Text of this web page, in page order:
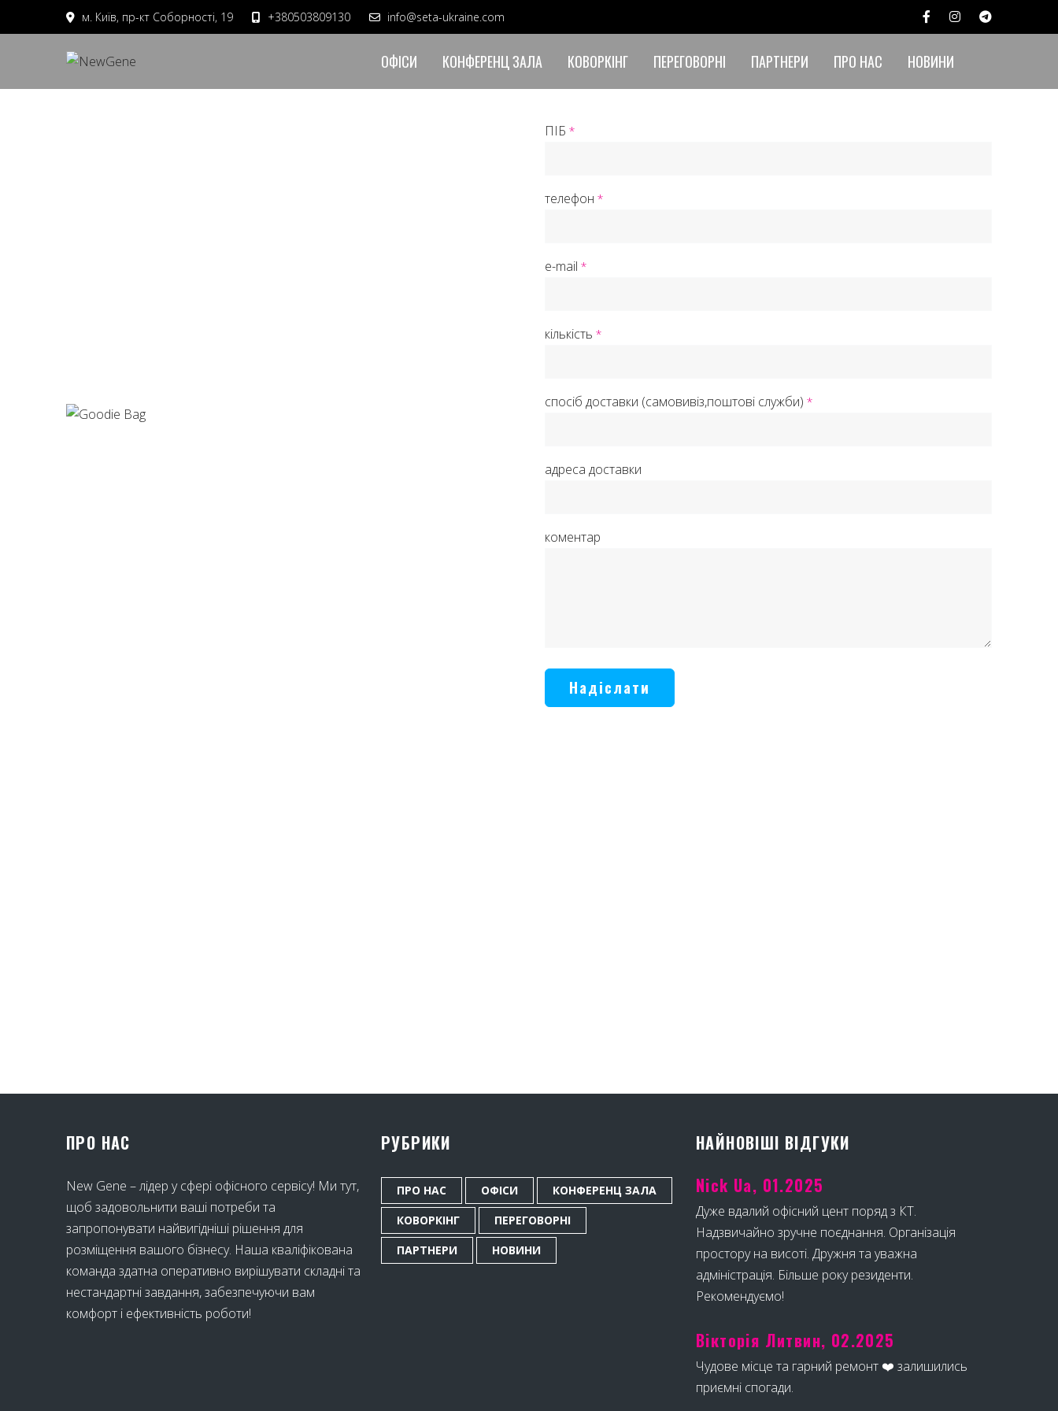
м. Київ, пр-кт Соборності, 19 +380503809130 info@seta-ukraine.com
ОФІСИ КОНФЕРЕНЦ ЗАЛА КОВОРКІНГ ПЕРЕГОВОРНІ ПАРТНЕРИ ПРО НАС НОВИНИ
ПІБ *
телефон *
е-mail *
кількість *
спосіб доставки (самовивіз,поштові служби) *
адреса доставки
коментар
Надіслати
ПРО НАС
New Gene – лідер у сфері офісного сервісу! Ми тут,
щоб задовольнити ваші потреби та
запропонувати найвигідніші рішення для
розміщення вашого бізнесу. Наша кваліфікована
команда здатна оперативно вирішувати складні та
нестандартні завдання, забезпечуючи вам
комфорт і ефективність роботи!
РУБРИКИ
ПРО НАС ОФІСИ
КОНФЕРЕНЦ ЗАЛА
КОВОРКІНГ
ПЕРЕГОВОРНІ
ПАРТНЕРИ
НОВИНИ
НАЙНОВІШІ ВІДГУКИ
Nick Ua, 01.2025
Дуже вдалий офісний цент поряд з КТ.
Надзвичайно зручне поєднання. Організація
простору на висоті. Дружня та уважна
адміністрація. Більше року резиденти.
Рекомендуємо!
Вікторія Литвин, 02.2025
Чудове місце та гарний ремонт ❤️ залишились
приємні спогади.